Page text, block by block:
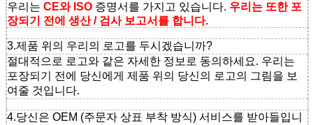
우리는 CE와 ISO 증명서를 가지고 있습니다. 우리는 또한 포
장되기 전에 생산 / 검사 보고서를 합니다.
3.제품 위의 우리의 로고를 두시겠습니까?
절대적으로 로고와 같은 자세한 정보로 동의하세요. 우리는
포장되기 전에 당신에게 제품 위의 당신의 로고의 그림을 보
여줄 것입니다.
4.당신은 OEM (주문자 상표 부착 방식) 서비스를 받아들입니